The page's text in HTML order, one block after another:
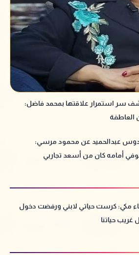
سر استمرار علاقتها بمحمد فاضل:
العاطفة
عبدالحميد عن محمود مرسي:
أمامه كان من أسعد تجاربي
مكي: كرست حياتي لابني ورفضت دخول
غريب حياتنا